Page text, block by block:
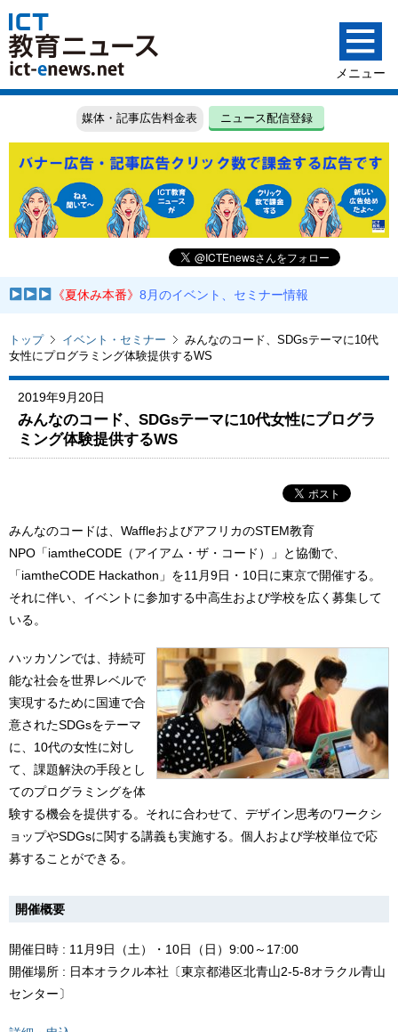
媒体・記事広告料金表 ニュース配信登録
《夏休み本番》8月のイベント、セミナー情報
トップ イベント・セミナー
みんなのコード、SDGsテーマに10代
女性にプログラミング体験提供するWS
2019年9月20日
みんなのコード、SDGsテーマに10代女性にプログラ
ミング体験提供するWS
みんなのコードは、WaffleおよびアフリカのSTEM教育
NPO「iamtheCODE（アイアム・ザ・コード）」と協働で、
「iamtheCODE Hackathon」を11月9日・10日に東京で開催する。
それに伴い、イベントに参加する中高生および学校を広く募集して
いる。
ハッカソンでは、持続可
能な社会を世界レベルで
実現するために国連で合
意されたSDGsをテーマ
に、10代の女性に対し
て、課題解決の手段とし
てのプログラミングを体
験する機会を提供する。それに合わせて、デザイン思考のワークシ
ョップやSDGsに関する講義も実施する。個人および学校単位で応
募することができる。
開催概要
開催日時 : 11月9日（土）・10日（日）9:00～17:00
開催場所 : 日本オラクル本社〔東京都港区北青山2-5-8オラクル青山
センター〕